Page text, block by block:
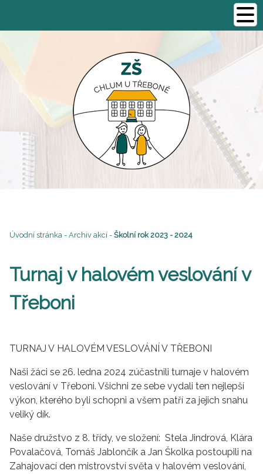
Úvodní stránka - Archiv akcí - Školní rok 2023 - 2024
Turnaj v halovém veslování v
Třeboni
TURNAJ V HALOVÉM VESLOVÁNÍ V TŘEBONI
Naši žáci se 26. ledna 2024 zúčastnili turnaje v halovém
veslování v Třeboni. Všichni ze sebe vydali ten nejlepší
výkon, kterého byli schopni a všem patří za jejich snahu
veliký dík.
Naše družstvo z 8. třídy, ve složení: Stela Jindrová, Klára
Povalačová, Tomáš Jablončík a Jan Školka postoupili na
Zahajovací den mistrovství světa v halovém veslování,